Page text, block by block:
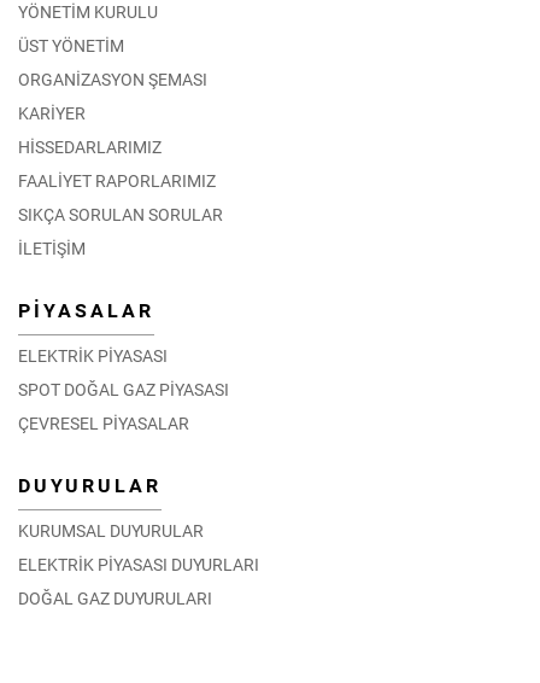
YÖNETİM KURULU
ÜST YÖNETİM
ORGANİZASYON ŞEMASI
KARİYER
HİSSEDARLARIMIZ
FAALİYET RAPORLARIMIZ
SIKÇA SORULAN SORULAR
İLETİŞİM
PİYASALAR
ELEKTRİK PİYASASI
SPOT DOĞAL GAZ PİYASASI
ÇEVRESEL PİYASALAR
DUYURULAR
KURUMSAL DUYURULAR
ELEKTRİK PİYASASI DUYURLARI
DOĞAL GAZ DUYURULARI